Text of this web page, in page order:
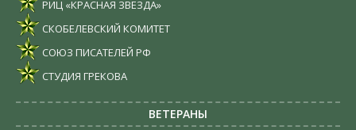
РИЦ «КРАСНАЯ ЗВЕЗДА»
СКОБЕЛЕВСКИЙ КОМИТЕТ
СОЮЗ ПИСАТЕЛЕЙ РФ
СТУДИЯ ГРЕКОВА
ВЕТЕРАНЫ